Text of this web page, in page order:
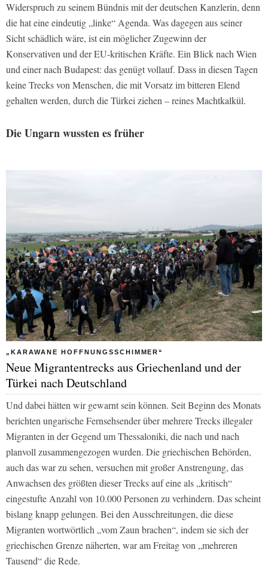
Widerspruch zu seinem Bündnis mit der deutschen Kanzlerin, denn
die hat eine eindeutig „linke“ Agenda. Was dagegen aus seiner
Sicht schädlich wäre, ist ein möglicher Zugewinn der
Konservativen und der EU-kritischen Kräfte. Ein Blick nach Wien
und einer nach Budapest: das genügt vollauf. Dass in diesen Tagen
keine Trecks von Menschen, die mit Vorsatz im bitteren Elend
gehalten werden, durch die Türkei ziehen – reines Machtkalkül.
Die Ungarn wussten es früher
„KARAWANE HOFFNUNGSSCHIMMER“
Neue Migrantentrecks aus Griechenland und der
Türkei nach Deutschland
Und dabei hätten wir gewarnt sein können. Seit Beginn des Monats
berichten ungarische Fernsehsender über mehrere Trecks illegaler
Migranten in der Gegend um Thessaloniki, die nach und nach
planvoll zusammengezogen wurden. Die griechischen Behörden,
auch das war zu sehen, versuchen mit großer Anstrengung, das
Anwachsen des größten dieser Trecks auf eine als „kritisch“
eingestufte Anzahl von 10.000 Personen zu verhindern. Das scheint
bislang knapp gelungen. Bei den Ausschreitungen, die diese
Migranten wortwörtlich „vom Zaun brachen“, indem sie sich der
griechischen Grenze näherten, war am Freitag von „mehreren
Tausend“ die Rede.